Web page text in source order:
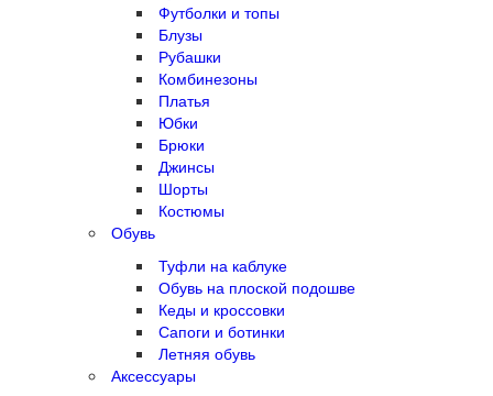
Футболки и топы
Блузы
Рубашки
Комбинезоны
Платья
Юбки
Брюки
Джинсы
Шорты
Костюмы
Обувь
Туфли на каблуке
Обувь на плоской подошве
Кеды и кроссовки
Сапоги и ботинки
Летняя обувь
Аксессуары